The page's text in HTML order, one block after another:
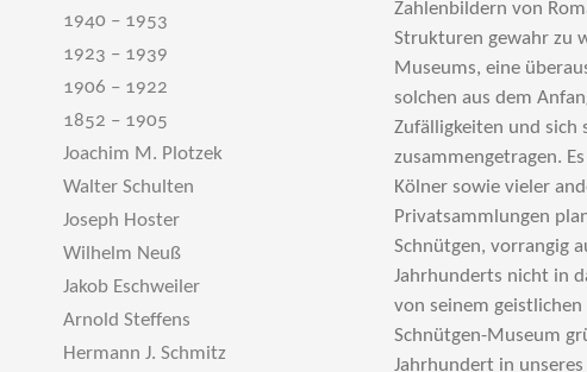
1940 – 1953
1923 – 1939
1906 – 1922
1852 – 1905
Joachim M. Plotzek
Walter Schulten
Joseph Hoster
Wilhelm Neuß
Jakob Eschweiler
Arnold Steffens
Hermann J. Schmitz